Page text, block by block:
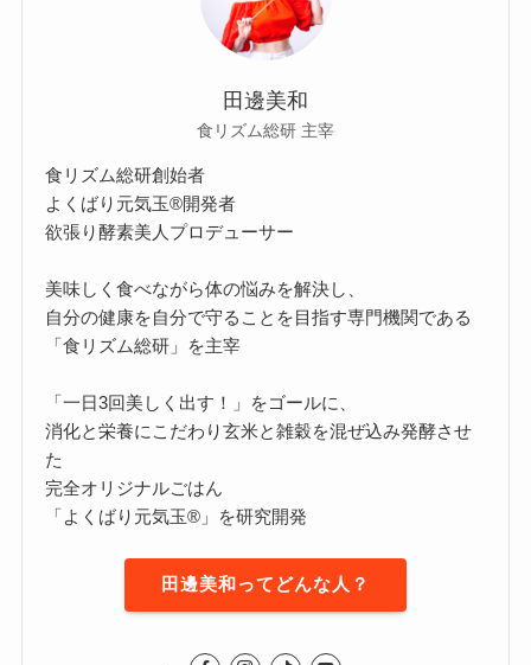
田邊美和
食リズム総研 主宰
食リズム総研創始者
よくばり元気玉®開発者
欲張り酵素美人プロデューサー
美味しく食べながら体の悩みを解決し、
自分の健康を自分で守ることを目指す専門機関である
「食リズム総研」を主宰
「一日3回美しく出す！」をゴールに、
消化と栄養にこだわり玄米と雑穀を混ぜ込み発酵させ
た
完全オリジナルごはん
「よくばり元気玉®」を研究開発
田邊美和ってどんな人？